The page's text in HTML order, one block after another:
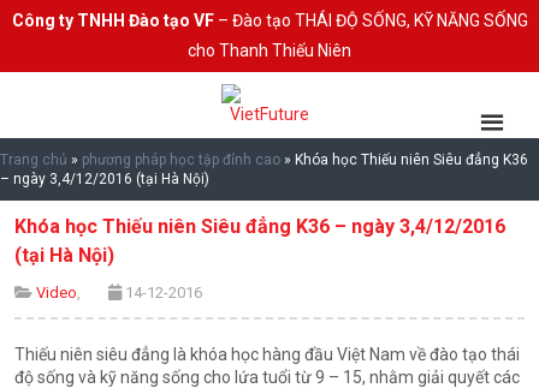
Công ty TNHH Đào tạo VF– Đào tạo THÁI ĐỘ SỐNG, KỸ NĂNG SỐNG
cho Thanh Thiếu Niên
Trang chủ » phương pháp học tập đỉnh cao » Khóa học Thiếu niên Siêu đẳng K36
– ngày 3,4/12/2016 (tại Hà Nội)
Khóa học Thiếu niên Siêu đẳng K36 – ngày 3,4/12/2016
(tại Hà Nội)
Video, 14-12-2016
Thiếu niên siêu đẳng là khóa học hàng đầu Việt Nam về đào tạo thái
độ sống và kỹ năng sống cho lứa tuổi từ 9 – 15, nhằm giải quyết các